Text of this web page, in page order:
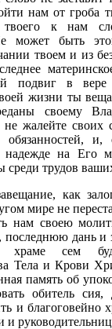
нам от гроба
твоего к нам
может быть
твоем и из
подвиг в вере
жизни ты
своему
не жалейте своих
и,
на Его
среди трудов
как
мире не
нам своею
последнюю дань
сем
Тела и Крови
память об
обитель
и благоговейно
и